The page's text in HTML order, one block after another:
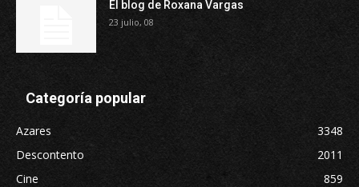
El blog de Roxana Vargas
23 julio, 08
Categoría popular
Azares
3348
Descontento
2011
Cine
859